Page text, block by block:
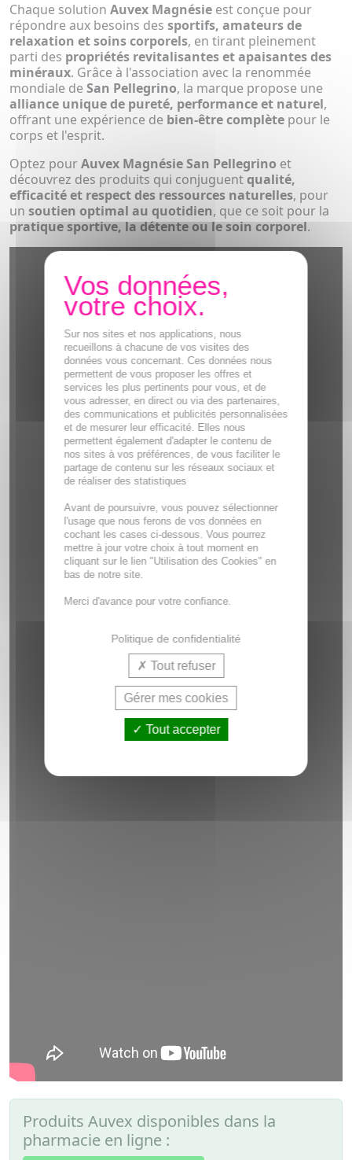
Chaque solution Auvex Magnésie est conçue pour
répondre aux besoins des sportifs, amateurs de
relaxation et soins corporels, en tirant pleinement
parti des propriétés revitalisantes et apaisantes des
minéraux. Grâce à l'association avec la renommée
mondiale de San Pellegrino, la marque propose une
alliance unique de pureté, performance et naturel,
offrant une expérience de bien-être complète pour le
corps et l'esprit.
Optez pourAuvex Magnésie San Pellegrino et
découvrez des produits qui conjuguentqualité,
efficacité et respect des ressources naturelles, pour
un soutien optimal au quotidien, que ce soit pour la
pratique sportive, la détente ou le soin corporel.
Produits Auvex disponibles dans la
pharmacie en ligne :
Sur nos sites et nos applications, nous
recueillons à chacune de vos visites des
données vous concernant. Ces données nous
permettent de vous proposer les offres et
services les plus pertinents pour vous, et de
vous adresser, en direct ou via des partenaires,
des communications et publicités personnalisées
et de mesurer leur efficacité. Elles nous
permettent également d'adapter le contenu de
nos sites à vos préférences, de vous faciliter le
partage de contenu sur les réseaux sociaux et
de réaliser des statistiques
Avant de poursuivre, vous pouvez sélectionner
l'usage que nous ferons de vos données en
cochant les cases ci-dessous. Vous pourrez
mettre à jour votre choix à tout moment en
cliquant sur le lien "Utilisation des Cookies" en
bas de notre site.
Merci d'avance pour votre confiance.
Politique de confidentialité
Tout refuser
Gérer mes cookies
Tout accepter